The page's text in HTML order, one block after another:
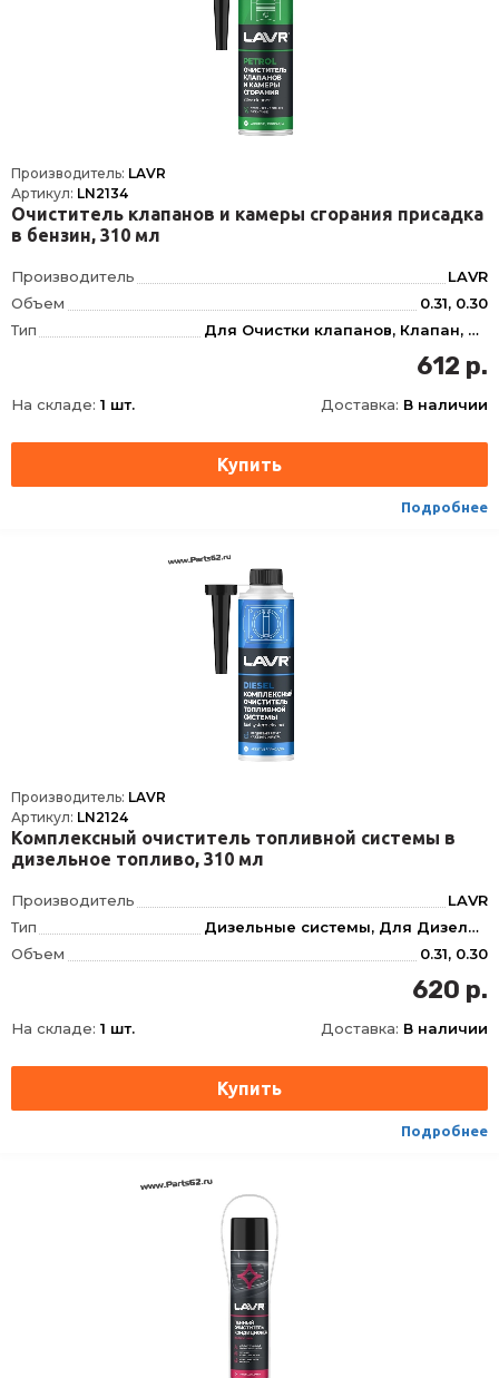
Производитель: LAVR
Артикул: LN2134
Очиститель клапанов и камеры сгорания присадка
в бензин, 310 мл
Производитель
LAVR
Объем
0.31, 0.30
Тип
Для Очистки клапанов, Клапан, Для Бензина
310 мл
62
Ширина
62
Условия хранения
±30
3811900000
612 р.
На складе: 1 шт. Доставка: В наличии
Подробнее
Производитель: LAVR
Артикул: LN2124
Комплексный очиститель топливной системы в
дизельное топливо, 310 мл
Производитель
LAVR
Тип
Дизельные системы, Для Дизеля, Для Очистки топливной системы, Топливной системы, Инжектор
Объем
0.31, 0.30
310 мл
62
Ширина
62
Условия хранения
±30
3811900000
620 р.
На складе: 1 шт. Доставка: В наличии
Подробнее